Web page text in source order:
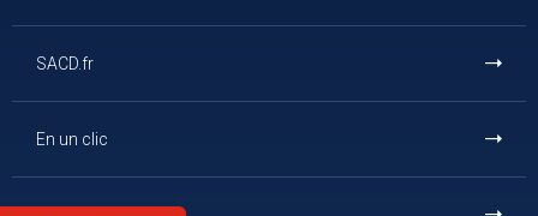
SACD.fr
En un clic